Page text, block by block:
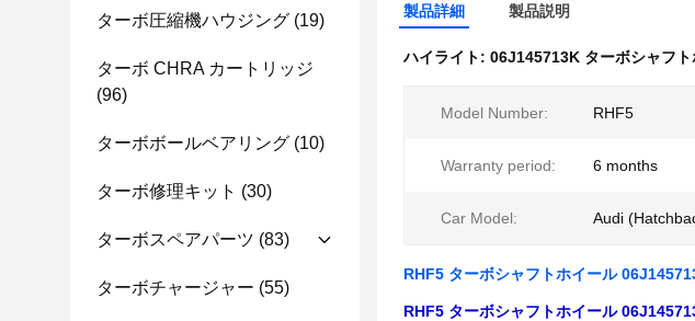
ターボ圧縮機ハウジング (19)
ターボ CHRA カートリッジ
(96)
ターボボールベアリング (10)
ターボ修理キット (30)
ターボスペアパーツ (83)
ターボチャージャー (55)
製品詳細 製品説明
ハイライト: 06J145713K ターボシャフト
Model Number: RHF5
Warranty period: 6 months
Car Model: Audi
RHF5 ターボシャフトホイール
RHF5 ターボシャフトホイール